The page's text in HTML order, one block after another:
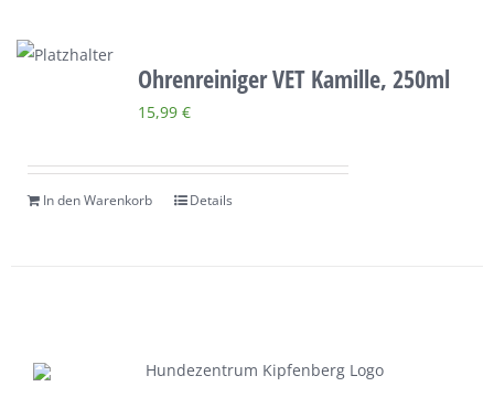
Ohrenreiniger VET Kamille, 250ml
15,99 €
In den Warenkorb Details